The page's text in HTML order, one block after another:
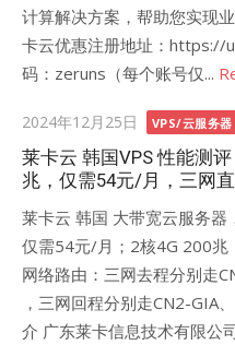
计算解决方案，帮助您实现
卡云优惠注册地址：https://
码：zeruns（每个账号仅...
Posted
on
2024年12月25日 VPS/云服务器
莱卡云 韩国VPS 性能测
兆，仅需54元/月，三网
莱卡云 韩国 大带宽云服务器
仅需54元/月；2核4G 200兆
网络路由：三网去程分别走
，三网回程分别走CN2-GIA
介 广东莱卡信息技术有限公